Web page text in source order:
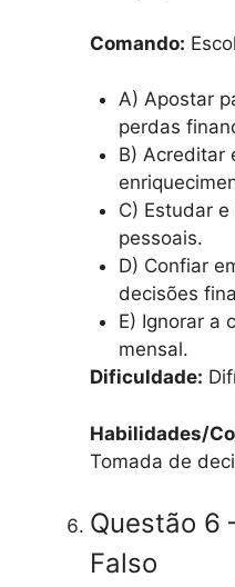
Comando:
A) Apostar
perdas
B) Acreditar
C) Estudar
pessoais.
D) Confiar
decisões
E) Ignorar a
mensal.
Dificuldade:
Habilidades/
Tomada de
Questão 6
Falso